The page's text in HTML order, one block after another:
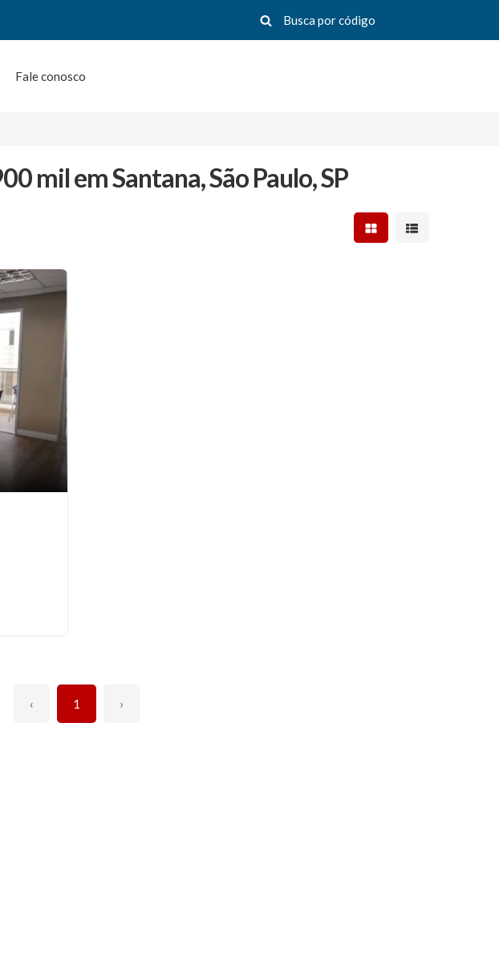
Fale conosco
mil em Santana, São Paulo, SP
Mostrar resultados em
Mostrar
‹ 1 ›